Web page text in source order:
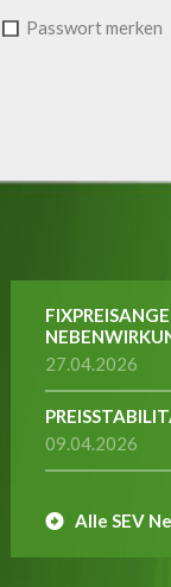
Passwort merken
27.04.2026
09.04.2026
Alle SEV